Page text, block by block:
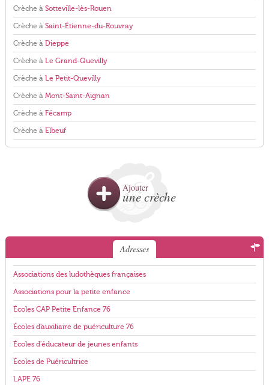
Crèche à Sotteville-lès-Rouen
Crèche à Saint-Étienne-du-Rouvray
Crèche à Dieppe
Crèche à Le Grand-Quevilly
Crèche à Le Petit-Quevilly
Crèche à Mont-Saint-Aignan
Crèche à Fécamp
Crèche à Elbeuf
Ajouter
une crèche
Adresses
Associations des ludothèques françaises
Associations pour la petite enfance
Écoles CAP Petite Enfance 76
Écoles d'auxiliaire de puériculture 76
Écoles d'éducateur de jeunes enfants
Écoles de Puéricultrice
LAPE 76